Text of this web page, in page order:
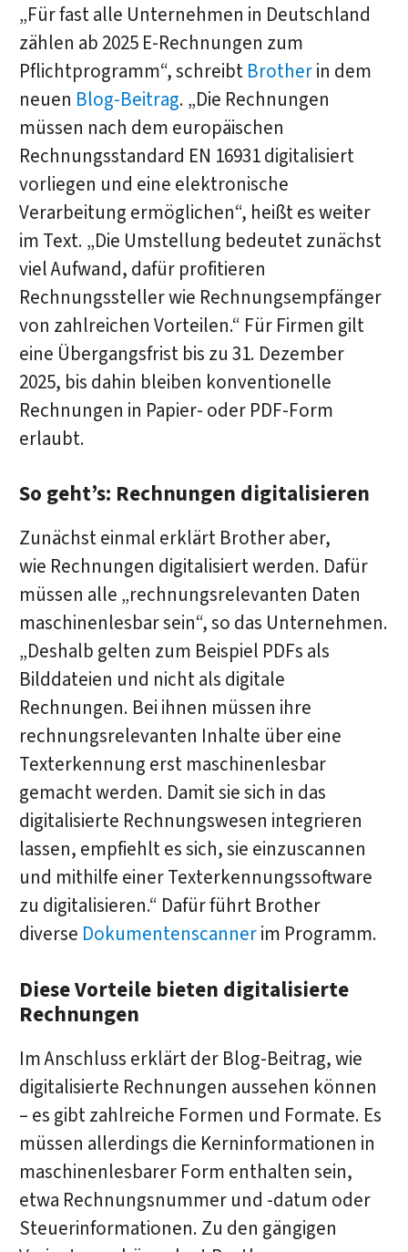
„Für fast alle Unternehmen in Deutschland
zählen ab 2025 E-Rechnungen zum
Pflichtprogramm“, schreibt Brotherin dem
neuen Blog-Beitrag. „Die Rechnungen
müssen nach dem europäischen
Rechnungsstandard EN 16931 digitalisiert
vorliegen und eine elektronische
Verarbeitung ermöglichen“, heißt es weiter
im Text. „Die Umstellung bedeutet zunächst
viel Aufwand, dafür profitieren
Rechnungssteller wie Rechnungsempfänger
von zahlreichen Vorteilen.“ Für Firmen gilt
eine Übergangsfrist bis zu 31. Dezember
2025, bis dahin bleiben konventionelle
Rechnungen in Papier- oder PDF-Form
erlaubt.
So geht’s: Rechnungen digitalisieren
Zunächst einmal erklärt Brother aber,
wie Rechnungen digitalisiert werden. Dafür
müssen alle „rechnungsrelevanten Daten
maschinenlesbar sein“, so das Unternehmen.
„Deshalb gelten zum Beispiel PDFs als
Bilddateien und nicht als digitale
Rechnungen. Bei ihnen müssen ihre
rechnungsrelevanten Inhalte über eine
Texterkennung erst maschinenlesbar
gemacht werden. Damit sie sich in das
digitalisierte Rechnungswesen integrieren
lassen, empfiehlt es sich, sie einzuscannen
und mithilfe einer Texterkennungssoftware
zu digitalisieren.“ Dafür führt Brother
diverse Dokumentenscannerim Programm.
Diese Vorteile bieten digitalisierte
Rechnungen
Im Anschluss erklärt der Blog-Beitrag, wie
digitalisierte Rechnungen aussehen können
– es gibt zahlreiche Formen und Formate. Es
müssen allerdings die Kerninformationen in
maschinenlesbarer Form enthalten sein,
etwa Rechnungsnummer und -datum oder
Steuerinformationen. Zu den gängigen